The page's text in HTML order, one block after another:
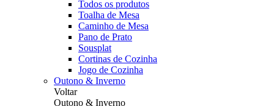
Todos os produtos
Toalha de Mesa
Caminho de Mesa
Pano de Prato
Sousplat
Cortinas de Cozinha
Jogo de Cozinha
Outono & Inverno
Voltar
Outono & Inverno